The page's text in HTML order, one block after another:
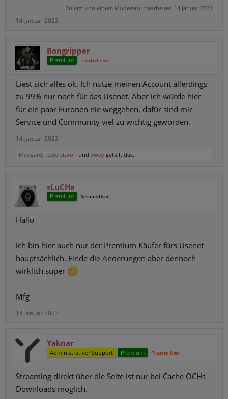
Zuletzt von einem Moderator bearbeitet: 14 Januar 2023
14 Januar 2023
Bongripper
Premium Trusted User
Liest sich alles ok. Ich nutze meinen Account allerdings
zu 99% nur noch für das Usenet. Aber ich würde hier
für ein paar Euronen nie weggehen, dafür sind mir
Service und Community viel zu wichtig geworden.
14 Januar 2023
Mydgard, testerstaron und 3way gefällt das.
sLuCHa
Premium Serious User
Hallo
ich bin hier auch nur der Premium Käufer fürs Usenet
hauptsächlich. Finde die Änderungen aber dennoch
wirklich super
Mfg
14 Januar 2023
Yaknar
Administrativer Support Premium Trusted User
Streaming direkt über die Seite ist nur bei Cache OCHs
Downloads möglich.